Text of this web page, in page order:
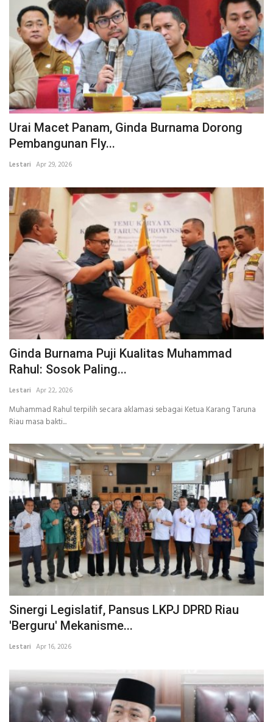
Urai Macet Panam, Ginda Burnama Dorong
Pembangunan Fly...
Lestari Apr 29, 2026
Ginda Burnama Puji Kualitas Muhammad
Rahul: Sosok Paling...
Lestari Apr 22, 2026
Muhammad Rahul terpilih secara aklamasi sebagai Ketua Karang Taruna
Riau masa bakti...
Sinergi Legislatif, Pansus LKPJ DPRD Riau
'Berguru' Mekanisme...
Lestari Apr 16, 2026